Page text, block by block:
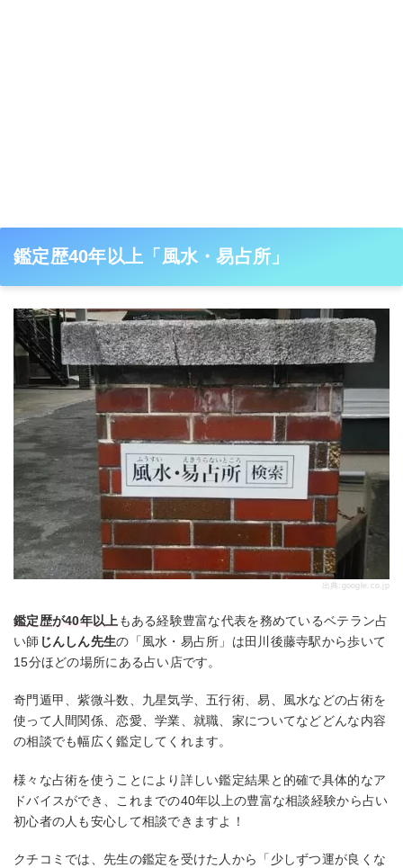
鑑定歴40年以上「風水・易占所」
出典: google.co.jp
鑑定歴が40年以上 もある経験豊富な代表を務めているベテラン占
い師 じんしん先生の「風水・易占所」は田川後藤寺駅から歩いて
15分ほどの場所にある占い店です。
奇門遁甲、紫微斗数、九星気学、五行術、易、風水などの占術を
使って人間関係、恋愛、学業、就職、家についてなどどんな内容
の相談でも幅広く鑑定してくれます。
様々な占術を使うことにより詳しい鑑定結果と的確で具体的なア
ドバイスができ、これまでの40年以上の豊富な相談経験から占い
初心者の人も安心して相談できますよ！
クチコミでは、先生の鑑定を受けた人から「少しずつ運が良くな